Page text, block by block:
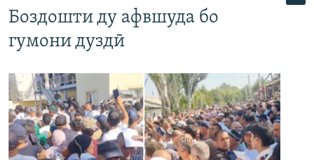
Боздошти ду афвшуда бо
гумони дуздӣ